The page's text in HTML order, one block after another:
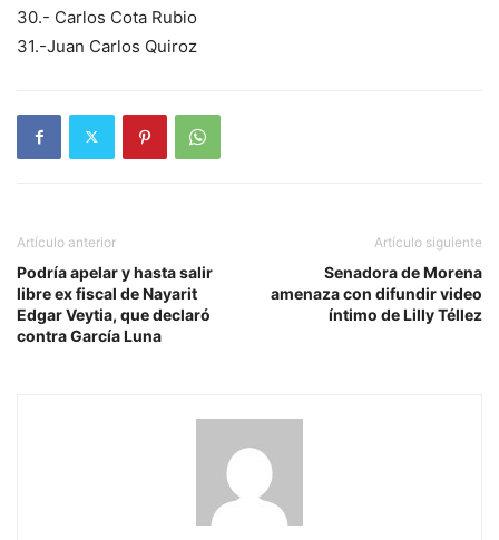
30.- Carlos Cota Rubio
31.-Juan Carlos Quiroz
Artículo anterior
Podría apelar y hasta salir
libre ex fiscal de Nayarit
Edgar Veytia, que declaró
contra García Luna
Artículo siguiente
Senadora de Morena
amenaza con difundir video
íntimo de Lilly Téllez